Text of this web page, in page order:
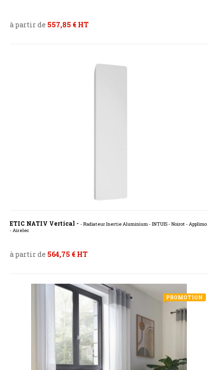
à partir de 557,85 € HT
ETIC NATIV Vertical - - Radiateur Inertie Aluminium - INTUIS - Noirot - Applimo
- Airelec
à partir de 564,75 € HT
PROMOTION